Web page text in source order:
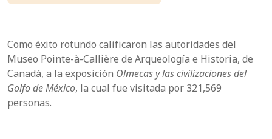
Como éxito rotundo calificaron las autoridades del
Museo Pointe-à-Callière de Arqueología e Historia, de
Canadá, a la exposición Olmecas y las civilizaciones del
Golfo de México, la cual fue visitada por 321,569
personas.